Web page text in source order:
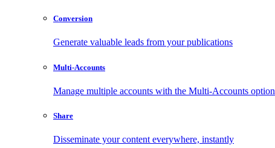
Conversion
Generate valuable leads from your publications
Multi-Accounts
Manage multiple accounts with the Multi-Accounts option
Share
Disseminate your content everywhere, instantly